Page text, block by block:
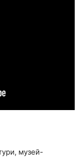
музей-